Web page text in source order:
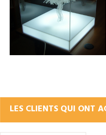
LES CLIENTS QUI ONT